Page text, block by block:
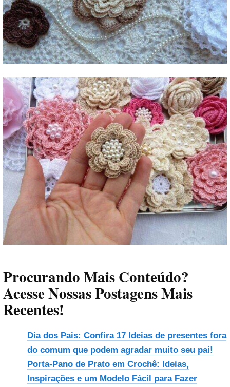
Procurando Mais Conteúdo?
Acesse Nossas Postagens Mais
Recentes!
Dia dos Pais: Confira 17 Ideias de presentes fora
do comum que podem agradar muito seu pai!
Porta-Pano de Prato em Crochê: Ideias,
Inspirações e um Modelo Fácil para Fazer